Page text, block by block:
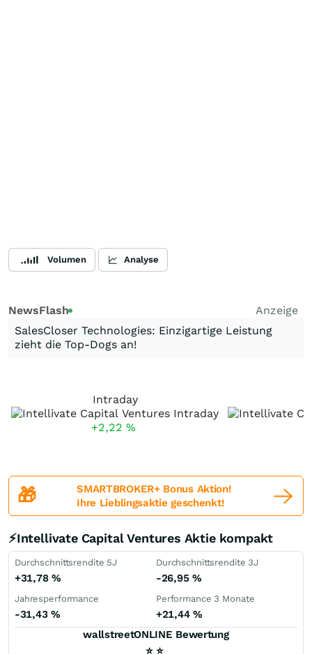
Volumen Analyse
NewsFlash
Anzeige
SalesCloser Technologies: Einzigartige Leistung
zieht die Top-Dogs an!
Intraday
+2,22 %
🎁
SMARTBROKER+ Bonus Aktion!
Ihre Lieblingsaktie geschenkt!
⚡Intellivate Capital Ventures Aktie kompakt
Durchschnittsrendite 5J
+31,78 %
Durchschnittsrendite 3J
-26,95 %
Jahresperformance
-31,43 %
Performance 3 Monate
+21,44 %
wallstreetONLINE Bewertung
⭐ ⭐